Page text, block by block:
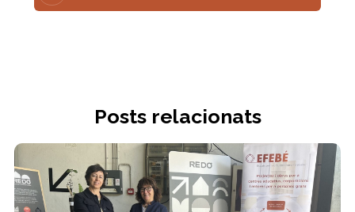
Posts relacionats